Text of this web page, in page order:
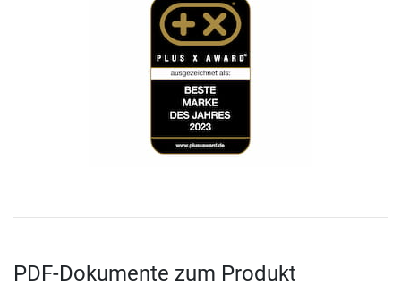
PDF-Dokumente zum Produkt